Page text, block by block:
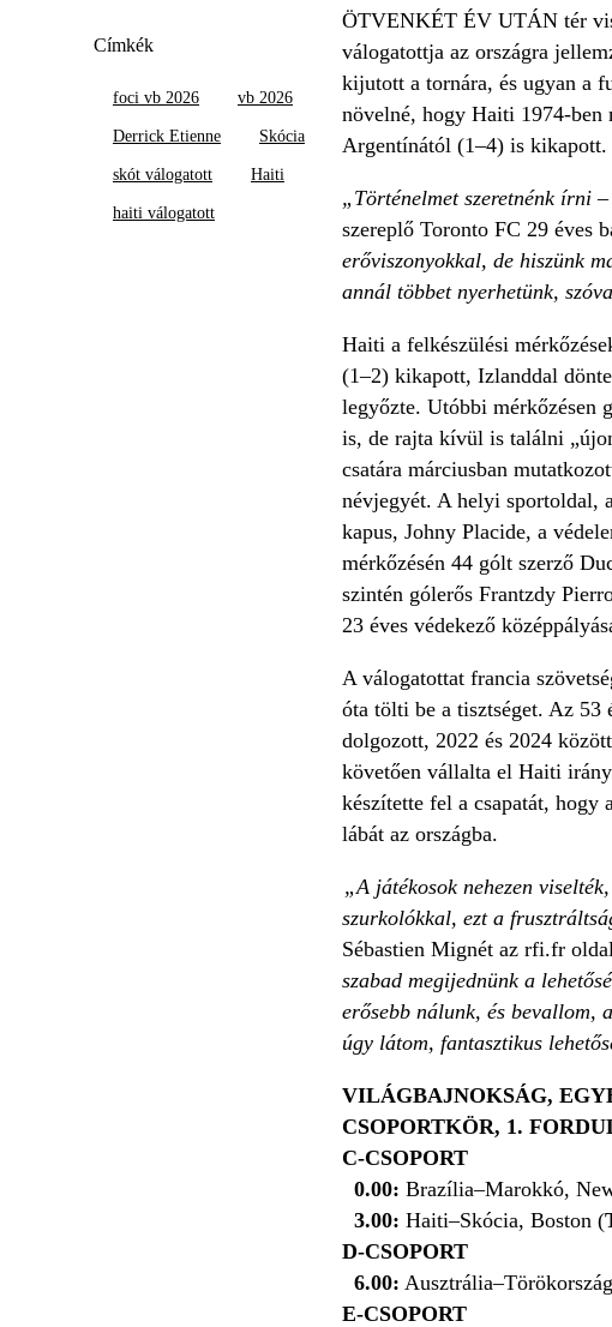
Címkék
foci vb 2026 vb 2026
Derrick Etienne Skócia
skót válogatott Haiti
haiti válogatott
ÖTVENKÉT ÉV UTÁN tér
válogatottja az országra
kijutott a tornára, és ugyan a
növelné, hogy Haiti 1974-ben
Argentínától (1–4) is kikapott.
„Történelmet szeretnénk írni
szereplő Toronto FC 29 éves
erőviszonyokkal, de hiszünk
annál többet nyerhetünk,
Haiti a felkészülési
(1–2) kikapott, Izlanddal
legyőzte. Utóbbi mérkőzésen
is, de rajta kívül is találni
csatára márciusban
névjegyét. A helyi sportoldal,
kapus, ­Johny Placide, a
mérkőzésén 44 gólt szerző
szintén gólerős Frantzdy
23 éves védekező
A válogatottat francia
óta tölti be a tisztséget. Az 53
dolgozott, 2022 és 2024
követően vállalta el Haiti
készítette fel a csapatát, hogy
lábát az országba.
„A játékosok nehezen
szurkolókkal, ezt a
Sébastien Mignét az rfi.fr
szabad megijednünk a
erősebb nálunk, és bevallom,
úgy látom, fantasztikus
VILÁGBAJNOKSÁG,
CSOPORTKÖR, 1.
C-CSOPORT
0.00: Brazília–Marokkó,
3.00: Haiti–Skócia, Boston (
D-CSOPORT
6.00:
E-CSOPORT